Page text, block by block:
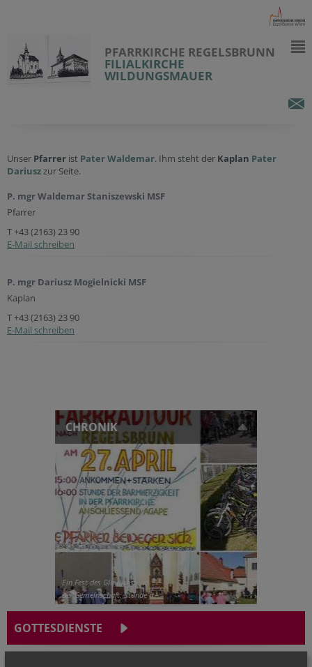
PFARRKIRCHE REGELSBRUNN
FILIALKIRCHE
WILDUNGSMAUER
Unser Pfarrer ist PaterWaldemar. Ihm steht der Kaplan Pater
Dariuszzur Seite.
P. mgr Waldemar Staniszewski MSF
Pfarrer
T +43 (2163) 23 90
E-Mail schreiben
P. mgr Dariusz Mogielnicki MSF
Kaplan
T +43 (2163) 23 90
E-Mail schreiben
CHRONIK
Ein Fest des Glaubens und
der Gemeinschaft: Stunde d...
GOTTESDIENSTE